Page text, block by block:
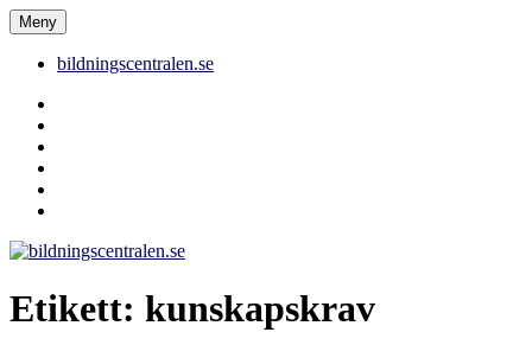
Hoppa
till
innehåll
bildningscentralen.se
Meny
bildningscentralen.se
Etikett: kunskapskrav